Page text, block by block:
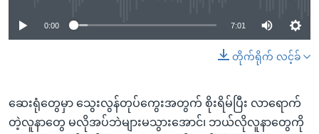
ကျော်
0:00 7:01
တိုက်ရိုက် လင့်ခ်
ဆေးရုံတွေမှာ သွေးလွန်တုပ်ကွေးအတွက် စိုးရိမ်ပြီး လာရောက်
တဲ့လူနာတွေ မလိုအပ်ဘဲများမသွားအောင်၊ ဘယ်လိုလူနာတွေကို